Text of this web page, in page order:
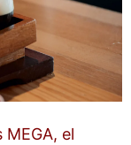
el